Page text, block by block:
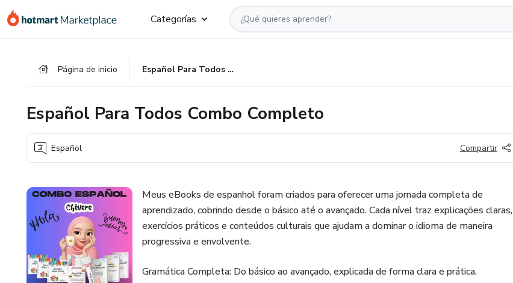
Categorías
Página de inicio Español Para Todos Combo Completo
Español Para Todos Combo Completo
Español Compartir
Meus eBooks de espanhol foram criados para oferecer uma jornada completa de
aprendizado, cobrindo desde o básico até o avançado. Cada nível traz explicações claras,
exercícios práticos e conteúdos culturais que ajudam a dominar o idioma de maneira
progressiva e envolvente.
Gramática Completa: Do básico ao avançado, explicada de forma clara e prática.